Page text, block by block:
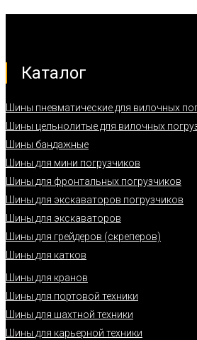
Каталог
Шины пневматические для вилочных
Шины цельнолитые для вилочных
Шины бандажные
Шины для мини погрузчиков
Шины для фронтальных погрузчиков
Шины для экскаваторов погрузчиков
Шины для экскаваторов
Шины для грейдеров (скреперов)
Шины для катков
Шины для кранов
Шины для портовой техники
Шины для шахтной техники
Шины для карьерной техники